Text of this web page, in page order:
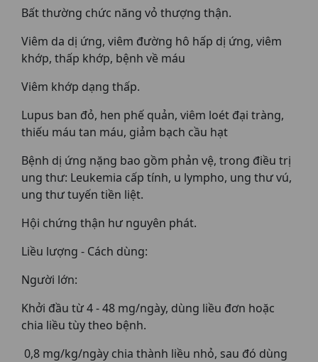
Bất thường chức năng vỏ thượng thận.
Viêm da dị ứng, viêm đường hô hấp dị ứng, viêm
khớp, thấp khớp, bệnh về máu
Viêm khớp dạng thấp.
Lupus ban đỏ, hen phế quản, viêm loét đại tràng,
thiếu máu tan máu, giảm bạch cầu hạt
Bệnh dị ứng nặng bao gồm phản vệ, trong điều trị
ung thư: Leukemia cấp tính, u lympho, ung thư vú,
ung thư tuyến tiền liệt.
Hội chứng thận hư nguyên phát.
Liều lượng - Cách dùng:
Người lớn:
Khởi đầu từ 4 - 48 mg/ngày, dùng liều đơn hoặc
chia liều tùy theo bệnh.
0,8 mg/kg/ngày chia thành liều nhỏ, sau đó dùng